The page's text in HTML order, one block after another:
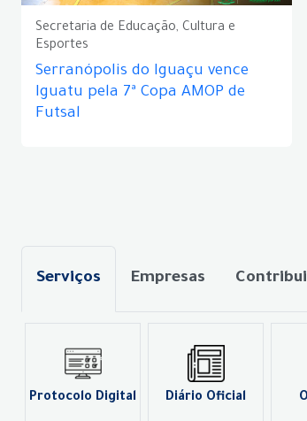
Secretaria de Educação, Cultura e
Esportes
Serranópolis do Iguaçu vence
Iguatu pela 7ª Copa AMOP de
Futsal
Serviços Empresas
Protocolo Digital Diário Oficial